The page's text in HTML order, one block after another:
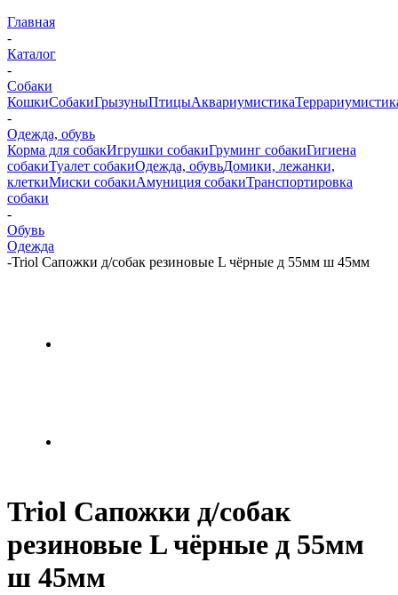
Главная
-
Каталог
-
Собаки
КошкиСобакиГрызуныПтицыАквариумистика
-
Одежда, обувь
Корма для собакИгрушки собакиГруминг собакиГигиена
собакиТуалет собакиОдежда, обувьДомики, лежанки,
клеткиМиски собакиАмуниция собакиТранспортировка
собаки
-
Обувь
Одежда
-Triol Сапожки д/собак резиновые L чёрные д 55мм ш 45мм
Triol Сапожки д/собак
резиновые L чёрные д 55мм
ш 45мм